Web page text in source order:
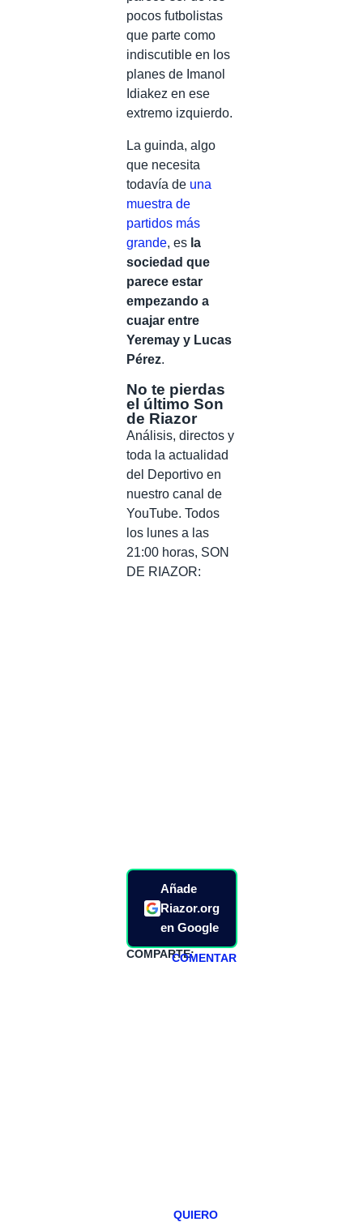
pocos futbolistas
que parte como
indiscutible en los
planes de Imanol
Idiakez en ese
extremo izquierdo.
La guinda, algo
que necesita
todavía de una
muestra de
partidos más
grande, es la
sociedad que
parece estar
empezando a
cuajar entre
Yeremay y Lucas
Pérez.
No te pierdas
el último Son
de Riazor
Análisis, directos y
toda la actualidad
del Deportivo en
nuestro canal de
YouTube. Todos
los lunes a las
21:00 horas, SON
DE RIAZOR:
Añade
Riazor.org
en Google
COMPARTE:COMENTAR
QUIERO